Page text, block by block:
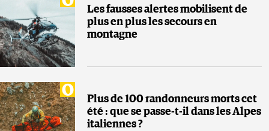
Les fausses alertes mobilisent de
plus en plus les secours en
montagne
Plus de 100 randonneurs morts cet
été : que se passe-t-il dans les Alpes
italiennes ?